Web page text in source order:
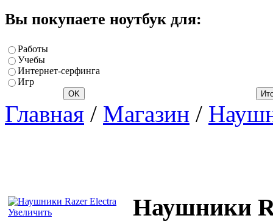
Вы покупаете ноутбук для:
Работы
Учебы
Интернет-серфинга
Игр
Главная / Магазин /
Увеличить Наушники